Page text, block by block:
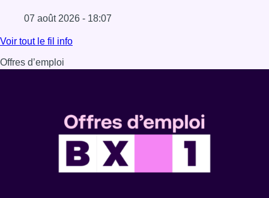
07 août 2026 - 18:07
Lire l'article Les Bruxellois respectent mieux les zones 30
Voir tout le fil info
Offres d’emploi